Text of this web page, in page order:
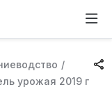
/
урожая 2019 г